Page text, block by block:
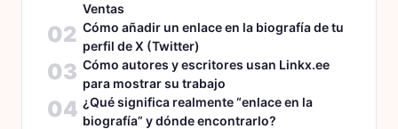
Ventas
02 Cómo añadir un enlace en la biografía de tu
perfil de X (Twitter)
03 Cómo autores y escritores usan Linkx.ee
para mostrar su trabajo
04 ¿Qué significa realmente “enlace en la
biografía” y dónde encontrarlo?